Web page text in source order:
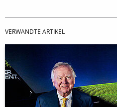
VERWANDTE ARTIKEL